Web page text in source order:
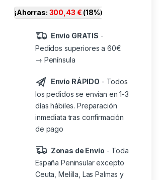
¡Ahorras: 300,43 € (18%)
Envío GRATIS -
Pedidos superiores a 60€
→ Península
Envío RÁPIDO - Todos
los pedidos se envían en 1-3
días hábiles. Preparación
inmediata tras confirmación
de pago
Zonas de Envío - Toda
España Peninsular excepto
Ceuta, Melilla, Las Palmas y